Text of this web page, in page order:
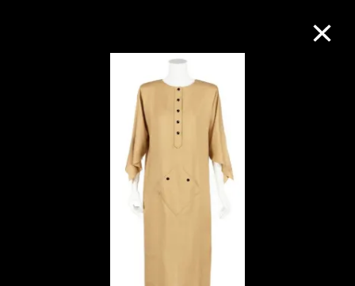
M+藏品
進一步篩選